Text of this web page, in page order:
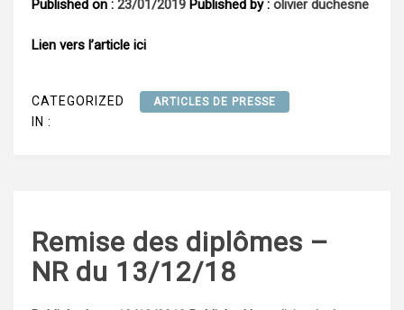
Published on : 23/01/2019 Published by : olivier duchesne
Lien vers l’article ici
CATEGORIZED
IN :
ARTICLES DE PRESSE
Remise des diplômes –
NR du 13/12/18